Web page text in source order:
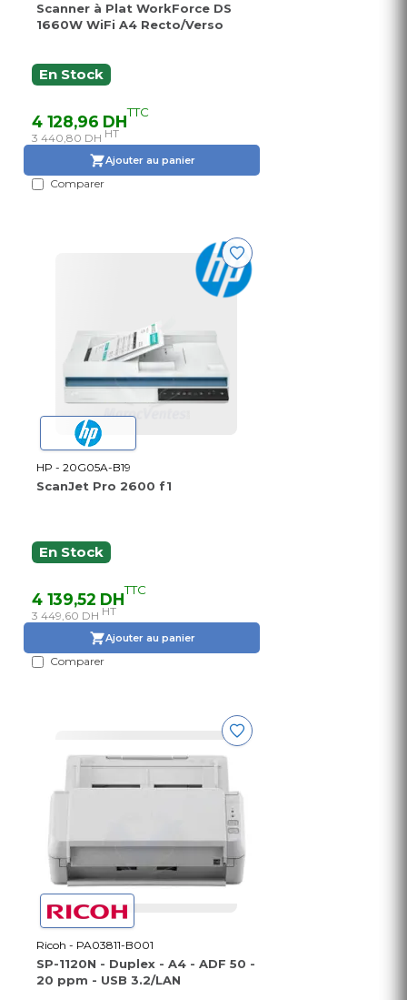
Scanner à Plat WorkForce DS
1660W WiFi A4 Recto/Verso
En Stock
4 128,96 DHTTC
3 440,80 DH HT
Ajouter au panier
Comparer
HP - 20G05A-B19
ScanJet Pro 2600 f1
En Stock
4 139,52 DHTTC
3 449,60 DH HT
Ajouter au panier
Comparer
Ricoh - PA03811-B001
SP-1120N - Duplex - A4 - ADF 50 -
20 ppm - USB 3.2/LAN